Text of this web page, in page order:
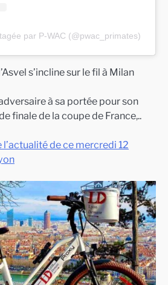
par P-WAC (@pwac_primates)
s’incline sur le fil à Milan
adversaire à sa portée pour son
finale de la coupe de France,..
l’actualité de ce mercredi 12